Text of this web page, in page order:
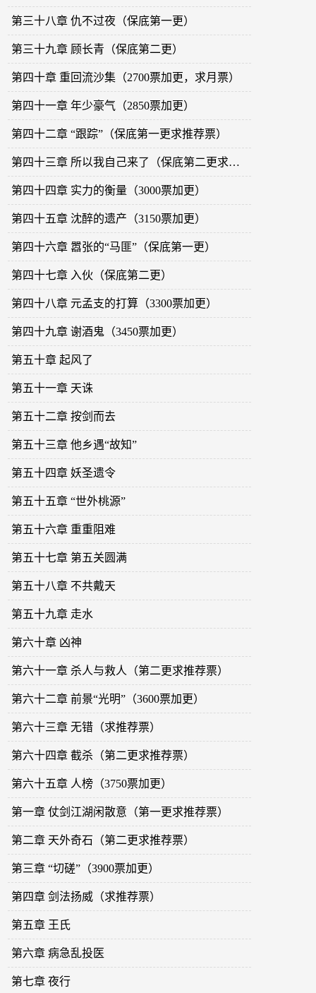
第三十八章 仇不过夜（保底第一更）
第三十九章 顾长青（保底第二更）
第四十章 重回流沙集（2700票加更，求月票）
第四十一章 年少豪气（2850票加更）
第四十二章 “跟踪”（保底第一更求推荐票）
第四十三章 所以我自己来了（保底第二更求推荐票）
第四十四章 实力的衡量（3000票加更）
第四十五章 沈醉的遗产（3150票加更）
第四十六章 嚣张的“马匪”（保底第一更）
第四十七章 入伙（保底第二更）
第四十八章 元孟支的打算（3300票加更）
第四十九章 谢酒鬼（3450票加更）
第五十章 起风了
第五十一章 天诛
第五十二章 按剑而去
第五十三章 他乡遇“故知”
第五十四章 妖圣遗令
第五十五章 “世外桃源”
第五十六章 重重阻难
第五十七章 第五关圆满
第五十八章 不共戴天
第五十九章 走水
第六十章 凶神
第六十一章 杀人与救人（第二更求推荐票）
第六十二章 前景“光明”（3600票加更）
第六十三章 无错（求推荐票）
第六十四章 截杀（第二更求推荐票）
第六十五章 人榜（3750票加更）
第一章 仗剑江湖闲散意（第一更求推荐票）
第二章 天外奇石（第二更求推荐票）
第三章 “切磋”（3900票加更）
第四章 剑法扬威（求推荐票）
第五章 王氏
第六章 病急乱投医
第七章 夜行